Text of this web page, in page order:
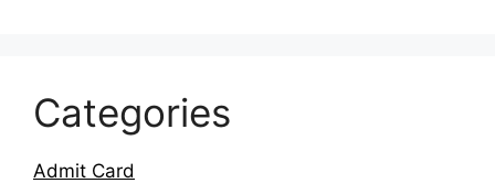
Categories
Admit Card